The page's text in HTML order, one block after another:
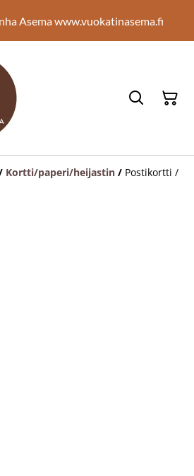
Asema www.vuokatinasema.fi
Kortti/paperi/heijastin / Postikortti /